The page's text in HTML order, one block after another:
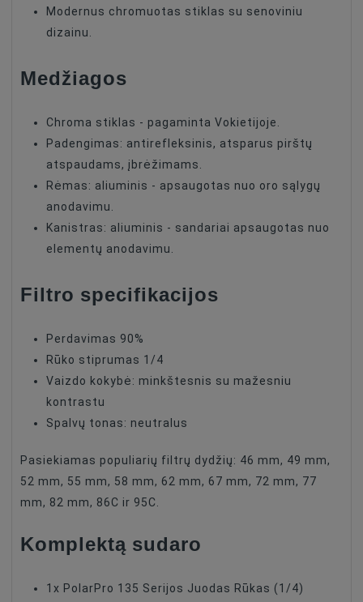
Modernus chromuotas stiklas su senoviniu
dizainu.
Medžiagos
Chroma stiklas - pagaminta Vokietijoje.
Padengimas: antirefleksinis, atsparus pirštų
atspaudams, įbrėžimams.
Rėmas: aliuminis - apsaugotas nuo oro sąlygų
anodavimu.
Kanistras: aliuminis - sandariai apsaugotas nuo
elementų anodavimu.
Filtro specifikacijos
Perdavimas 90%
Rūko stiprumas 1/4
Vaizdo kokybė: minkštesnis su mažesniu
kontrastu
Spalvų tonas: neutralus
Pasiekiamas populiarių filtrų dydžių: 46 mm, 49 mm,
52 mm, 55 mm, 58 mm, 62 mm, 67 mm, 72 mm, 77
mm, 82 mm, 86C ir 95C.
Komplektą sudaro
1x PolarPro 135 Serijos Juodas Rūkas (1/4)